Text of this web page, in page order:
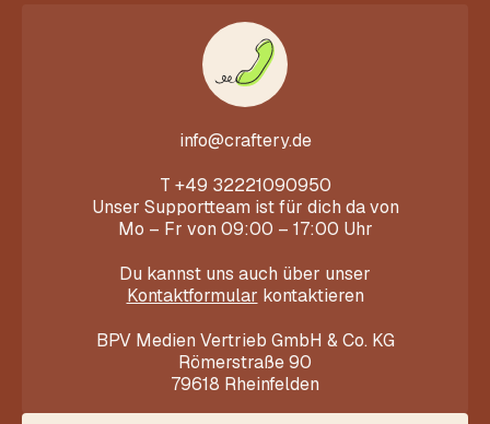
info@craftery.de
T +49 32221090950
Unser Supportteam ist für dich da von
Mo – Fr von 09:00 – 17:00 Uhr
Du kannst uns auch über unser
Kontaktformular kontaktieren
BPV Medien Vertrieb GmbH & Co. KG
Römerstraße 90
79618 Rheinfelden